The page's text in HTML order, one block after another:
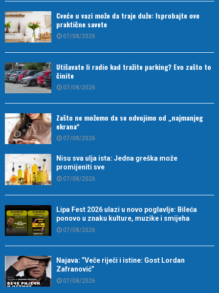
Cveće u vazi može da traje duže: Isprobajte ove
praktične savete
07/08/2026
Utišavate li radio kad tražite parking? Evo zašto to
činite
07/08/2026
Zašto ne možemo da se odvojimo od „najmanjeg
ekrana“
07/08/2026
Nisu sva ulja ista: Jedna greška može
promijeniti sve
07/08/2026
Lipa Fest 2026 ulazi u novo poglavlje: Bileća
ponovo u znaku kulture, muzike i smijeha
07/08/2026
Najava: “Veče riječi i istine: Gost Lordan
Zafranović”
07/08/2026